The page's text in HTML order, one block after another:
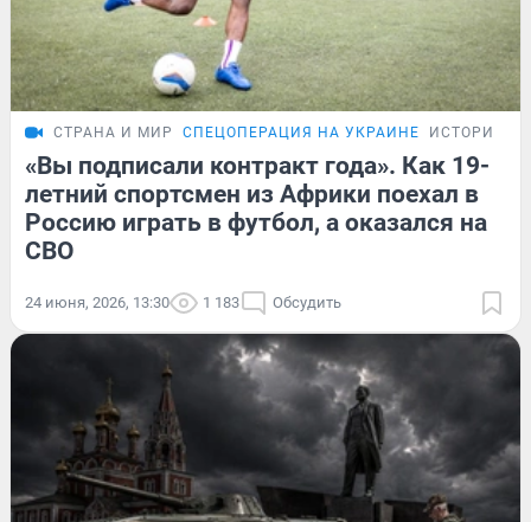
СТРАНА И МИР СПЕЦОПЕРАЦИЯ НА УКРАИНЕ ИСТОРИИ
«Вы подписали контракт года». Как 19-
летний спортсмен из Африки поехал в
Россию играть в футбол, а оказался на
СВО
24 июня, 2026, 13:30 1 183 Обсудить